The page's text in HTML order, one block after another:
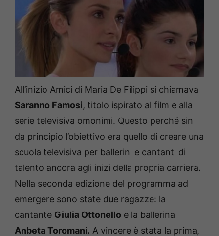
All’inizio Amici di Maria De Filippi si chiamava
Saranno Famosi, titolo ispirato al film e alla
serie televisiva omonimi. Questo perché sin
da principio l’obiettivo era quello di creare una
scuola televisiva per ballerini e cantanti di
talento ancora agli inizi della propria carriera.
Nella seconda edizione del programma ad
emergere sono state due ragazze: la
cantante Giulia Ottonello e la ballerina
Anbeta Toromani. A vincere è stata la prima,